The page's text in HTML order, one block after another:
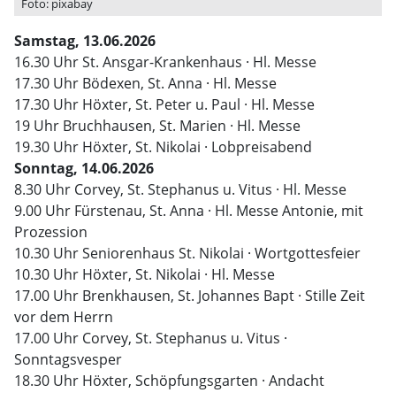
Foto: pixabay
Samstag, 13.06.2026
16.30 Uhr St. Ansgar-Krankenhaus · Hl. Messe
17.30 Uhr Bödexen, St. Anna · Hl. Messe
17.30 Uhr Höxter, St. Peter u. Paul · Hl. Messe
19 Uhr Bruchhausen, St. Marien · Hl. Messe
19.30 Uhr Höxter, St. Nikolai · Lobpreisabend
Sonntag, 14.06.2026
8.30 Uhr Corvey, St. Stephanus u. Vitus · Hl. Messe
9.00 Uhr Fürstenau, St. Anna · Hl. Messe Antonie, mit
Prozession
10.30 Uhr Seniorenhaus St. Nikolai · Wortgottesfeier
10.30 Uhr Höxter, St. Nikolai · Hl. Messe
17.00 Uhr Brenkhausen, St. Johannes Bapt · Stille Zeit
vor dem Herrn
17.00 Uhr Corvey, St. Stephanus u. Vitus ·
Sonntagsvesper
18.30 Uhr Höxter, Schöpfungsgarten · Andacht